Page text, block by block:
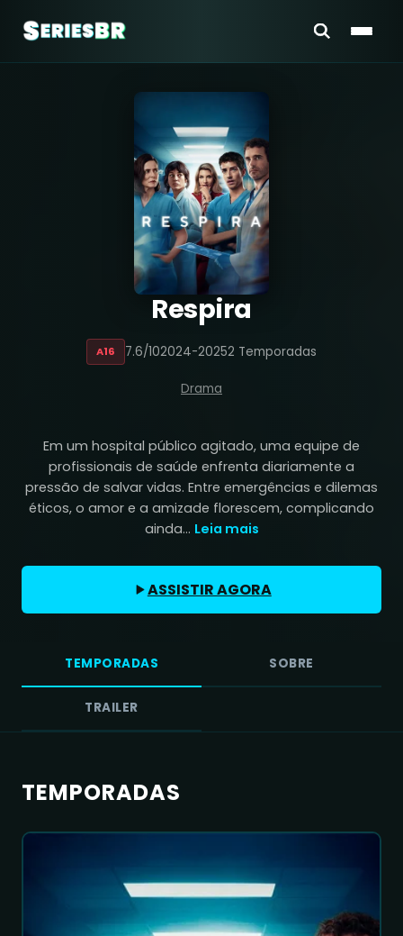
Respira
A16 7.6/102024-20252 Temporadas
Drama
Em um hospital público agitado, uma equipe de
profissionais de saúde enfrenta diariamente a
pressão de salvar vidas. Entre emergências e dilemas
éticos, o amor e a amizade florescem, complicando
ainda... Leia mais
ASSISTIR AGORA
TEMPORADAS SOBRE
TRAILER
TEMPORADAS